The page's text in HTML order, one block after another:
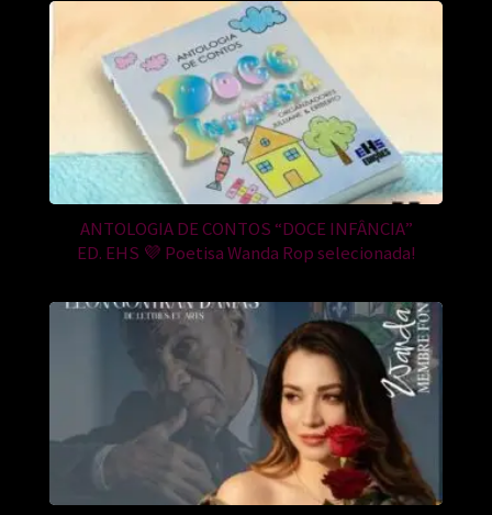
ANTOLOGIA DE CONTOS “DOCE INFÂNCIA”
ED. EHS 💜 Poetisa Wanda Rop selecionada!